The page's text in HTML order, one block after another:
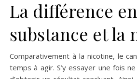
La différence
substance et la
Comparativement à la nicotine, le
temps à agir. S’y essayer une fois